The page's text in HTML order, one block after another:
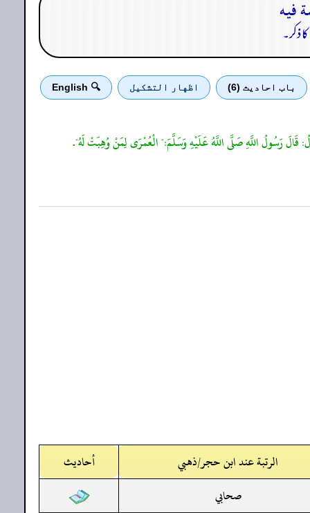
ذکر۔
باب احادیث (6) اظهار التشكيل 🔍 English
قَالَ رَسُولُ اللَّهِ صَلَّى اللَّهُ عَلَيْهِ وَسَلَّمَ:" الْعُمْرَى لِمَنْ وُهِبَتْ لَهُ".
الرتبة عند ابن حجر/ذهبي
أحاديث
صحابي